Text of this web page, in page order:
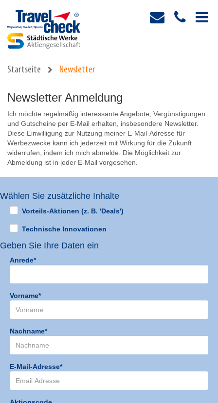
Startseite Newsletter
Newsletter Anmeldung
Ich möchte regelmäßig interessante Angebote, Vergünstigungen
und Gutscheine per E-Mail erhalten, insbesondere News­let­ter.
Diese Einwilligung zur Nutzung meiner E-Mail-Adresse für
Werbezwecke kann ich jederzeit mit Wirkung für die Zukunft
widerrufen, indem ich mich abmelde. Die Möglichkeit zur
Abmeldung ist in jeder E-Mail vorgesehen.
Wählen Sie zusätzliche Inhalte
Vorteils-Aktionen (z. B. 'Deals')
Technische Innovationen
Geben Sie Ihre Daten ein
Anrede*
Vorname*
Nachname*
E-Mail-Adresse*